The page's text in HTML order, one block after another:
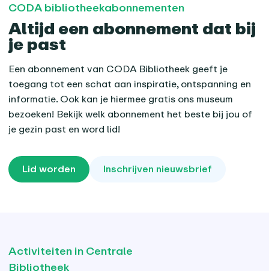
CODA bibliotheekabonnementen
Altijd een abonnement dat bij
je past
Een abonnement van CODA Bibliotheek geeft je
toegang tot een schat aan inspiratie, ontspanning en
informatie. Ook kan je hiermee gratis ons museum
bezoeken! Bekijk welk abonnement het beste bij jou of
je gezin past en word lid!
Lid worden Inschrijven nieuwsbrief
Activiteiten in Centrale
Bibliotheek